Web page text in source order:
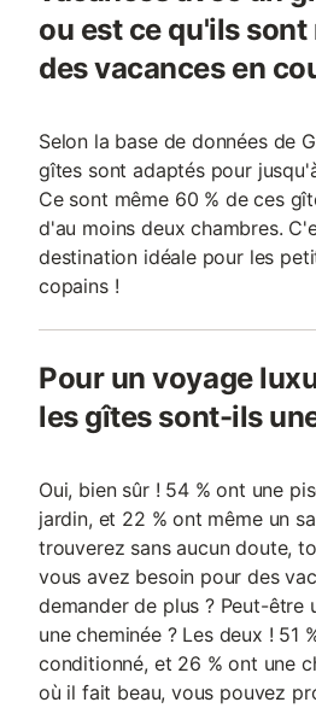
ou est ce qu'ils
des vacances en
Selon la base de données de
gîtes sont adaptés pour
Ce sont même 60 % de ces
d'au moins deux chambres.
destination idéale pour les
copains !
Pour un voyage
les gîtes sont-ils
Oui, bien sûr ! 54 % ont une
jardin, et 22 % ont même un
trouverez sans aucun doute,
vous avez besoin pour des
demander de plus ? Peut-être
une cheminée ? Les deux ! 51
conditionné, et 26 % ont une
où il fait beau, vous pouvez